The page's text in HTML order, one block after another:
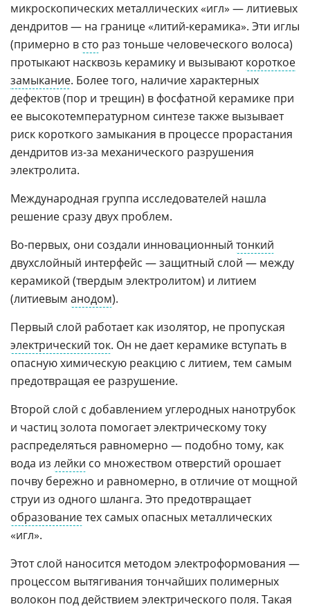
микроскопических металлических «игл» — литиевых
дендритов — на границе «литий-керамика». Эти иглы
(примерно в сто раз тоньше человеческого волоса)
протыкают насквозь керамику и вызываюткороткое
замыкание. Более того, наличие характерных
дефектов (пор и трещин) в фосфатной керамике при
ее высокотемпературном синтезе также вызывает
риск короткого замыкания в процессе прорастания
дендритов из-за механического разрушения
электролита.
Международная группа исследователей нашла
решение сразу двух проблем.
Во-первых, они создали инновационный тонкий
двухслойный интерфейс — защитный слой — между
керамикой (твердым электролитом) и литием
(литиевым анодом).
Первый слой работает как изолятор, не пропуская
электрический ток. Он не дает керамике вступать в
опасную химическую реакцию с литием, тем самым
предотвращая ее разрушение.
Второй слой с добавлением углеродных нанотрубок
и частиц золота помогает электрическому току
распределяться равномерно — подобно тому, как
вода из лейки со множеством отверстий орошает
почву бережно и равномерно, в отличие от мощной
струи из одного шланга. Это предотвращает
образованиетех самых опасных металлических
«игл».
Этот слой наносится методом электроформования —
процессом вытягивания тончайших полимерных
волокон под действием электрического поля. Такая